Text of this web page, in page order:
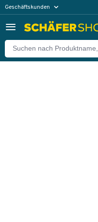
Geschäftskunden
Zurück